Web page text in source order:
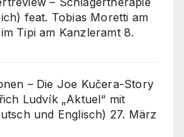
feat. Tobias Moretti am
Tipi am Kanzleramt 8.
– Die Joe Kučera-Story
Ludvík „Aktuel“ mit
und Englisch) 27. März